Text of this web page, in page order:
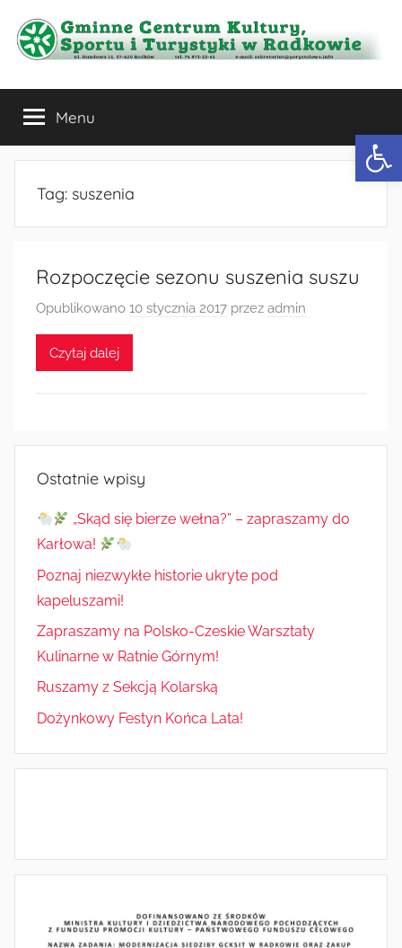
treści
Gminne
Centrum
Kultury,
Sportu
Turystyki
Menu
Tag: suszenia
Rozpoczęcie sezonu suszenia suszu
Opublikowano 10 stycznia 2017 przez admin
Czytaj dalej
Ostatnie wpisy
„Skąd się bierze wełna?” – zapraszamy do
Karłowa!
Poznaj niezwykłe historie ukryte pod
kapeluszami!
Zapraszamy na Polsko-Czeskie Warsztaty
Kulinarne w Ratnie Górnym!
Ruszamy z Sekcją Kolarską
Dożynkowy Festyn Końca Lata!